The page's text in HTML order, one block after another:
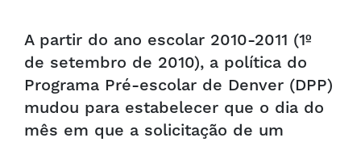
A partir do ano escolar 2010-2011 (1º
de setembro de 2010), a política do
Programa Pré-escolar de Denver (DPP)
mudou para estabelecer que o dia do
mês em que a solicitação de um